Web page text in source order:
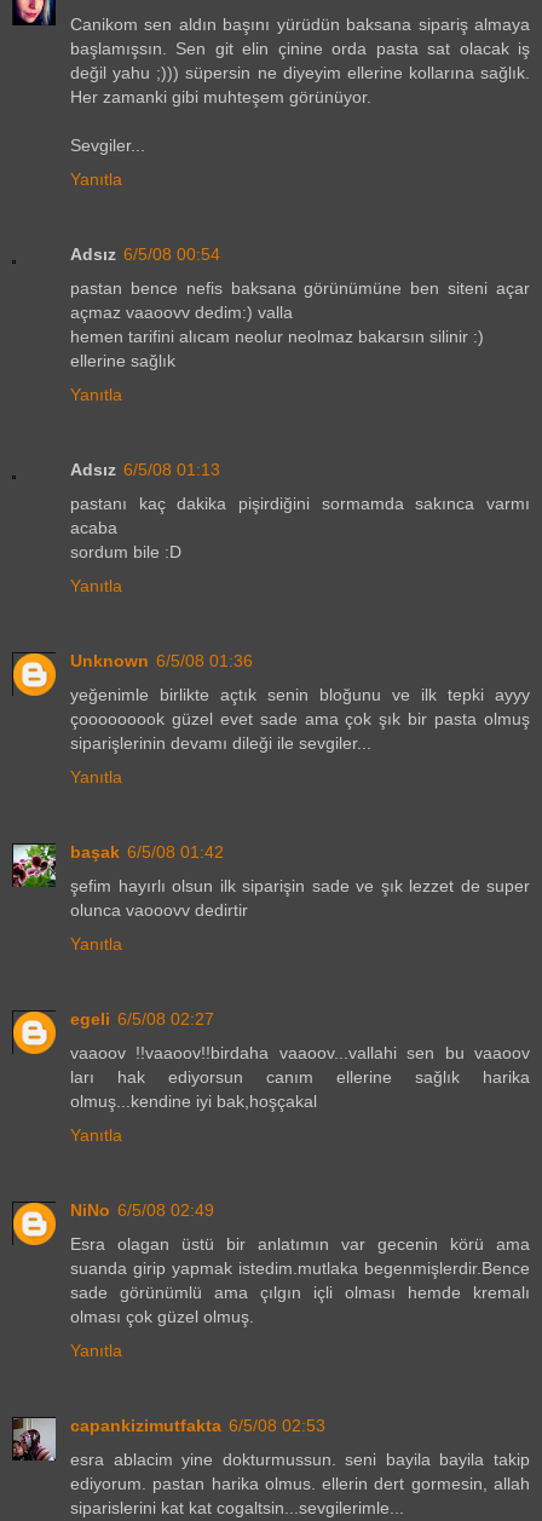
Canikom sen aldın başını yürüdün baksana sipariş almaya
başlamışsın. Sen git elin çinine orda pasta sat olacak iş
değil yahu ;))) süpersin ne diyeyim ellerine kollarına sağlık.
Her zamanki gibi muhteşem görünüyor.
Sevgiler...
Yanıtla
Adsız 6/5/08 00:54
pastan bence nefis baksana görünümüne ben siteni açar
açmaz vaaoovv dedim:) valla
hemen tarifini alıcam neolur neolmaz bakarsın silinir :)
ellerine sağlık
Yanıtla
Adsız 6/5/08 01:13
pastanı kaç dakika pişirdiğini sormamda sakınca varmı
acaba
sordum bile :D
Yanıtla
Unknown 6/5/08 01:36
yeğenimle birlikte açtık senin bloğunu ve ilk tepki ayyy
çooooooook güzel evet sade ama çok şık bir pasta olmuş
siparişlerinin devamı dileği ile sevgiler...
Yanıtla
başak 6/5/08 01:42
şefim hayırlı olsun ilk siparişin sade ve şık lezzet de super
olunca vaooovv dedirtir
Yanıtla
egeli 6/5/08 02:27
vaaoov !!vaaoov!!birdaha vaaoov...vallahi sen bu vaaoov
ları hak ediyorsun canım ellerine sağlık harika
olmuş...kendine iyi bak,hoşçakal
Yanıtla
NiNo 6/5/08 02:49
Esra olagan üstü bir anlatımın var gecenin körü ama
suanda girip yapmak istedim.mutlaka begenmişlerdir.Bence
sade görünümlü ama çılgın içli olması hemde kremalı
olması çok güzel olmuş.
Yanıtla
capankizimutfakta 6/5/08 02:53
esra ablacim yine dokturmussun. seni bayila bayila takip
ediyorum. pastan harika olmus. ellerin dert gormesin, allah
siparislerini kat kat cogaltsin...sevgilerimle...